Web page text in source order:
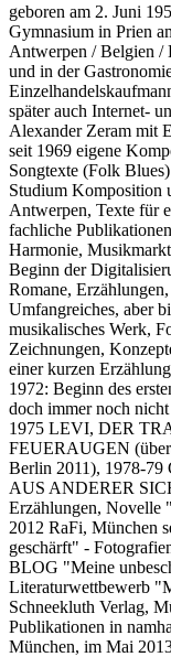
geboren am 2. Juni
Gymnasium in Prien
Antwerpen / Belgien /
und in der
später auch Internet-
Alexander Zeram mit
seit 1969 eigene
Songtexte (Folk
Studium Komposition
Antwerpen, Texte für
fachliche
Harmonie,
Beginn der
Romane,
Umfangreiches, aber
musikalisches Werk,
Zeichnungen,
einer kurzen
1972: Beginn des
doch immer noch
1975 LEVI, DER
FEUERAUGEN
Berlin 2011), 1978-
AUS ANDERER
Erzählungen, Novelle
2012 RaFi, München
geschärft" -
BLOG "Meine
Literaturwettbewerb
Schneekluth Verlag,
Publikationen in
München, im Mai